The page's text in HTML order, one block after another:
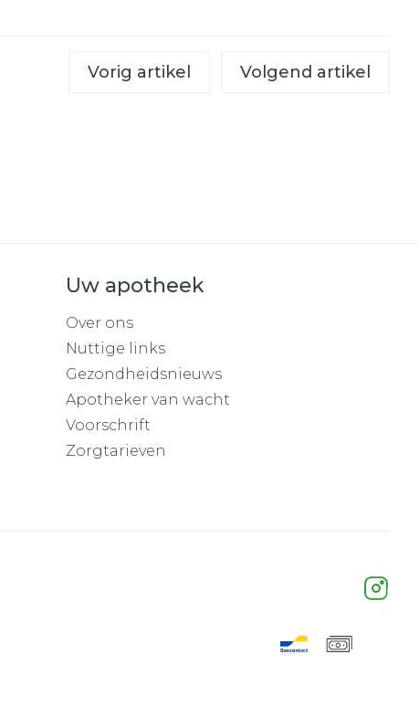
Vorig artikel Volgend artikel
Uw apotheek
Over ons
Nuttige links
Gezondheidsnieuws
Apotheker van wacht
Voorschrift
Zorgtarieven